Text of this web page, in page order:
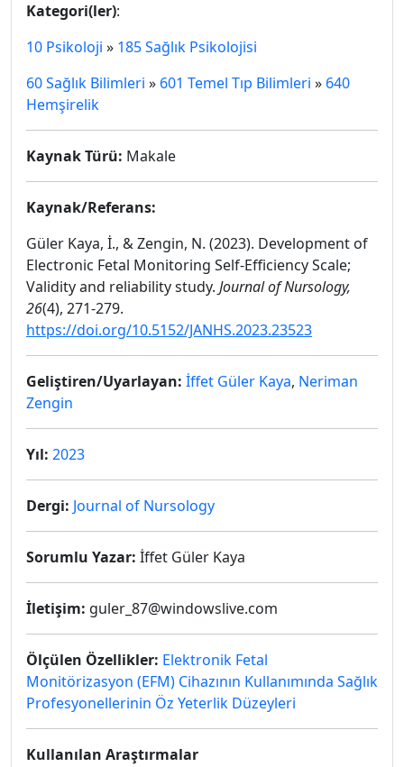
Kategori(ler):
10 Psikoloji » 185 Sağlık Psikolojisi
60 Sağlık Bilimleri » 601 Temel Tıp Bilimleri » 640
Hemşirelik
Kaynak Türü: Makale
Kaynak/Referans:
Güler Kaya, İ., & Zengin, N. (2023). Development of
Electronic Fetal Monitoring Self-Efficiency Scale;
Validity and reliability study. Journal of Nursology,
26(4), 271-279.
https://doi.org/10.5152/JANHS.2023.23523
Geliştiren/Uyarlayan: İffet Güler Kaya, Neriman
Zengin
Yıl: 2023
Dergi: Journal of Nursology
Sorumlu Yazar: İffet Güler Kaya
İletişim: guler_87@windowslive.com
Ölçülen Özellikler: Elektronik Fetal
Monitörizasyon (EFM) Cihazının Kullanımında Sağlık
Profesyonellerinin Öz Yeterlik Düzeyleri
Kullanılan Araştırmalar